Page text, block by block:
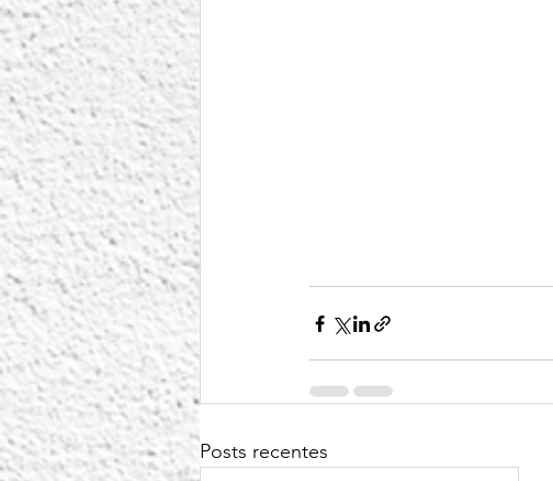
Posts recentes